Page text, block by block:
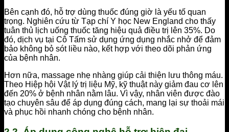
Bên cạnh đó, hỗ trợ dùng thuốc đúng giờ là yếu tố quan
trọng. Nghiên cứu từ Tạp chí Y học New England cho thấy
tuân thủ lịch uống thuốc tăng hiệu quả điều trị lên 35%. Do
đó, dịch vụ tại Cô Tấm sử dụng ứng dụng nhắc nhở để đảm
bảo không bỏ sót liều nào, kết hợp với theo dõi phản ứng
của bệnh nhân.
Hơn nữa, massage nhẹ nhàng giúp cải thiện lưu thông máu.
Theo Hiệp hội Vật lý trị liệu Mỹ, kỹ thuật này giảm đau cơ lên
đến 20% ở bệnh nhân nằm lâu. Vì vậy, nhân viên được đào
tạo chuyên sâu để áp dụng đúng cách, mang lại sự thoải mái
và phục hồi nhanh chóng cho bệnh nhân.